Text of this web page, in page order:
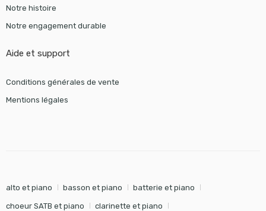
Notre histoire
Notre engagement durable
Aide et support
Conditions générales de vente
Mentions légales
alto et piano basson et piano batterie et piano
choeur SATB et piano clarinette et piano